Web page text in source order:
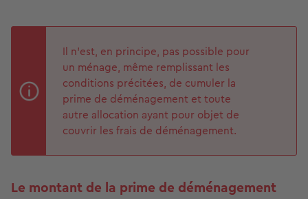
Il n’est, en principe, pas possible pour
un ménage, même remplissant les
conditions précitées, de cumuler la
prime de déménagement et toute
autre allocation ayant pour objet de
couvrir les frais de déménagement.
Le montant de la prime de déménagement